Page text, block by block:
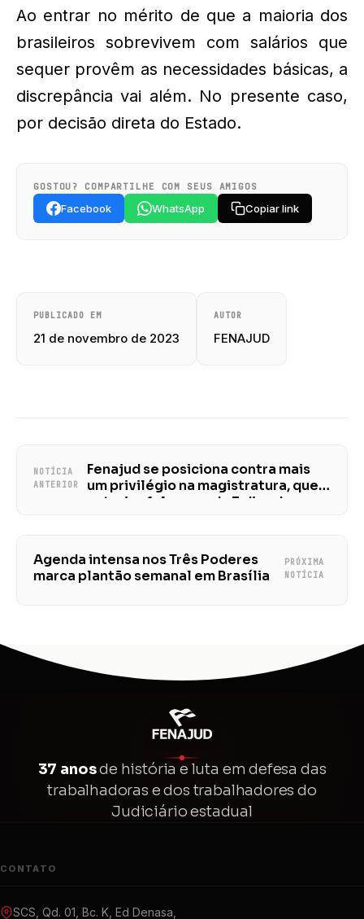
Ao entrar no mérito de que a maioria dos
brasileiros sobrevivem com salários que
sequer provêm as necessidades básicas, a
discrepância vai além. No presente caso,
por decisão direta do Estado.
GOSTOU? COMPARTILHE COM SEUS AMIGOS
Facebook WhatsApp Copiar link
PUBLICADO EM
21 de novembro de 2023
AUTOR
FENAJUD
NOTÍCIA
ANTERIOR
Fenajud se posiciona contra mais
um privilégio na magistratura, que
autoriza folga a cada 3 dias de
Agenda intensa nos Três Poderes
marca plantão semanal em Brasília
PRÓXIMA
NOTÍCIA
37 anosde história e luta em defesa das
trabalhadoras e dos trabalhadores do
Judiciário estadual
CONTATO
SCS, Qd. 01, Bc. K, Ed Denasa,